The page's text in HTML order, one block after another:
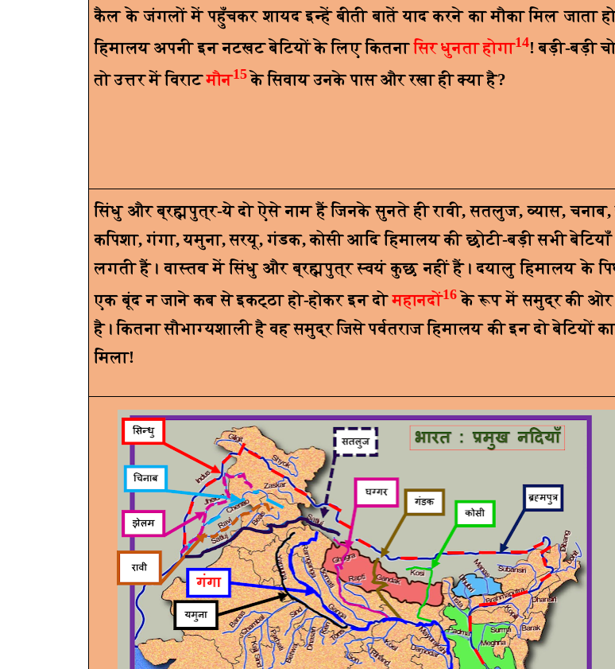
कैल के जंगलों में पहुँचकर शायद इन्हें बीती बातें याद करने का मौका मिल जाता
हिमालय अपनी इन नटखट बेटियों के लिए कितनासिर धुनता होगा14! बड़ी-बड़ी
तो उत्तर में विराटमौन15 के सिवाय उनके पास और रखा ही क्या है?
सिंधु और ब्रह्मपुत्र-ये दो ऐसे नाम हैं जिनके सुनते ही रावी,सतलुज,व्यास,चनाब,
कपिशा,गंगा,यमुना,सरयू,गंडक,कोसी आदि हिमालय की छोटी-बड़ी सभी
लगती हैं। वास्तव में सिंधु और ब्रह्मपुत्र स्वयं कुछ नहीं हैं। दयालु हिमालय के
एक बूंद न जाने कब से इकट्ठा हो-होकर इन दोमहानदों16के रूप में समुद्र की
है। कितना सौभाग्यशाली है वह समुद्र जिसे पर्वतराज हिमालय की इन दो बेटियों
मिला!